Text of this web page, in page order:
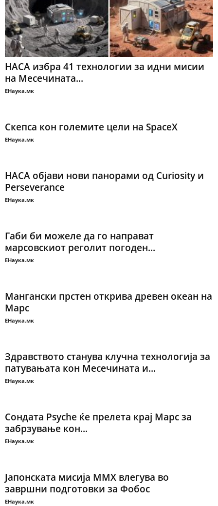
НАСА избра 41 технологии за идни мисии
на Месечината...
ЕНаука.мк
Скепса кон големите цели на SpaceX
ЕНаука.мк
НАСА објави нови панорами од Curiosity и
Perseverance
ЕНаука.мк
Габи би можеле да го направат
марсовскиот реголит погоден...
ЕНаука.мк
Мангански прстен открива древен океан на
Марс
ЕНаука.мк
Здравството станува клучна технологија за
патувањата кон Месечината и...
ЕНаука.мк
Сондата Psyche ќе прелета крај Марс за
забрзување кон...
ЕНаука.мк
Јапонската мисија MMX влегува во
завршни подготовки за Фобос
ЕНаука.мк